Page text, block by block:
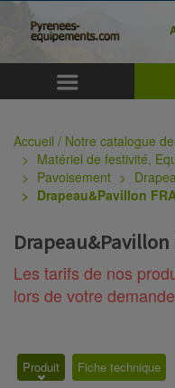
Accueil / Notre catalogue
Matériel de festivité,
Pavoisement
Drapeau&Pavillon
Drapeau&Pavillon
Les tarifs de nos
lors de votre
Produit Fiche technique